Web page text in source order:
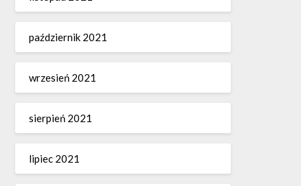
październik 2021
wrzesień 2021
sierpień 2021
lipiec 2021